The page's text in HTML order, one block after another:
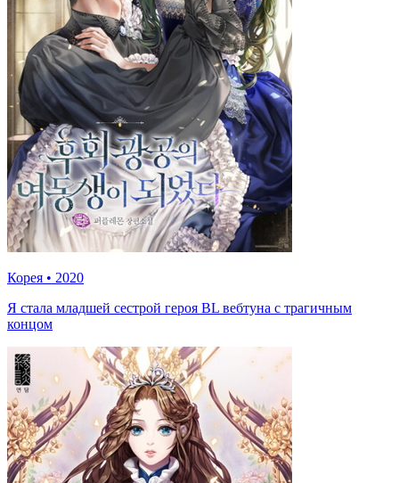
Корея • 2020
Я стала младшей сестрой героя BL вебтуна с трагичным
концом